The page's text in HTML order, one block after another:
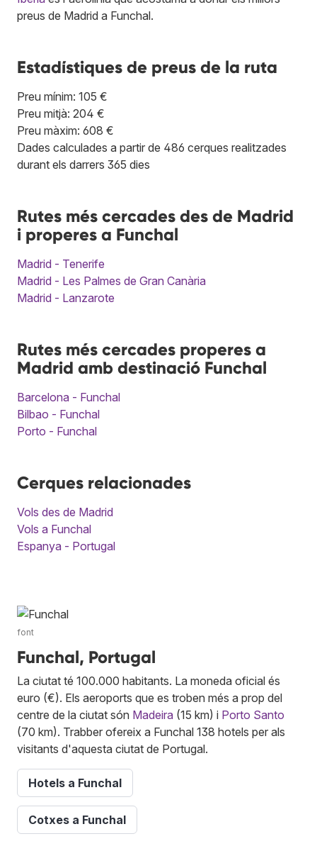
preus de Madrid a Funchal.
Estadístiques de preus de la ruta
Preu mínim: 105 €
Preu mitjà: 204 €
Preu màxim: 608 €
Dades calculades a partir de 486 cerques realitzades
durant els darrers 365 dies
Rutes més cercades des de Madrid
i properes a Funchal
Madrid - Tenerife
Madrid - Les Palmes de Gran Canària
Madrid - Lanzarote
Rutes més cercades properes a
Madrid amb destinació Funchal
Barcelona - Funchal
Bilbao - Funchal
Porto - Funchal
Cerques relacionades
Vols des de Madrid
Vols a Funchal
Espanya - Portugal
font
Funchal, Portugal
La ciutat té 100.000 habitants. La moneda oficial és
euro (€). Els aeroports que es troben més a prop del
centre de la ciutat són Madeira (15 km) i Porto Santo
(70 km). Trabber ofereix a Funchal 138 hotels per als
visitants d'aquesta ciutat de Portugal.
Hotels a Funchal
Cotxes a Funchal